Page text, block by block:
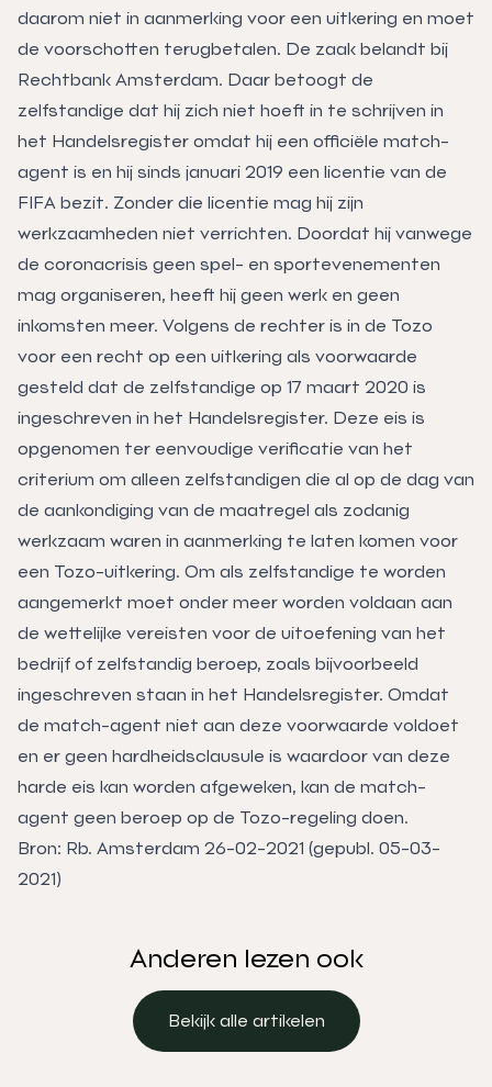
daarom niet in aanmerking voor een uitkering en moet
de voorschotten terugbetalen. De zaak belandt bij
Rechtbank Amsterdam. Daar betoogt de
zelfstandige dat hij zich niet hoeft in te schrijven in
het Handelsregister omdat hij een officiële match-
agent is en hij sinds januari 2019 een licentie van de
FIFA bezit. Zonder die licentie mag hij zijn
werkzaamheden niet verrichten. Doordat hij vanwege
de coronacrisis geen spel- en sportevenementen
mag organiseren, heeft hij geen werk en geen
inkomsten meer. Volgens de rechter is in de Tozo
voor een recht op een uitkering als voorwaarde
gesteld dat de zelfstandige op 17 maart 2020 is
ingeschreven in het Handelsregister. Deze eis is
opgenomen ter eenvoudige verificatie van het
criterium om alleen zelfstandigen die al op de dag van
de aankondiging van de maatregel als zodanig
werkzaam waren in aanmerking te laten komen voor
een Tozo-uitkering. Om als zelfstandige te worden
aangemerkt moet onder meer worden voldaan aan
de wettelijke vereisten voor de uitoefening van het
bedrijf of zelfstandig beroep, zoals bijvoorbeeld
ingeschreven staan in het Handelsregister. Omdat
de match-agent niet aan deze voorwaarde voldoet
en er geen hardheidsclausule is waardoor van deze
harde eis kan worden afgeweken, kan de match-
agent geen beroep op de Tozo-regeling doen.
Bron: Rb. Amsterdam 26-02-2021 (gepubl. 05-03-
2021)
Anderen lezen ook
Bekijk alle artikelen